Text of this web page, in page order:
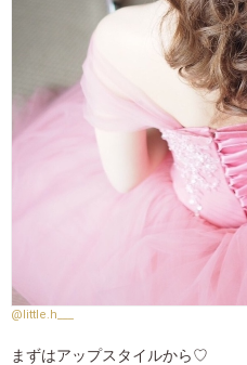
@little.h___
まずはアップスタイルから♡